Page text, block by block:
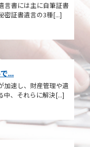
言書には主に自筆証書
密証書遺言の3種[...]
...
加速し、財産管理や遺
中、それらに解決[...]